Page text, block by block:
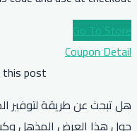
Go To Store
Coupon Detail
post
حول هذا العرض المذهل